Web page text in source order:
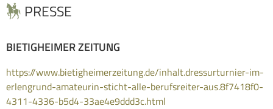
PRESSE
BIETIGHEIMER ZEITUNG
https://www.bietigheimerzeitung.de/inhalt.dressurturnier-im-
erlengrund-amateurin-sticht-alle-berufsreiter-aus.8f7418f0-
4311-4336-b5d4-33ae4e9ddd3c.html